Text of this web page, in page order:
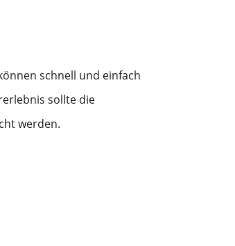
schnell und einfach
sollte die
werden.